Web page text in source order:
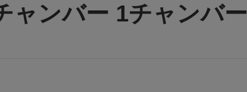
ャンバー 1チャンバー